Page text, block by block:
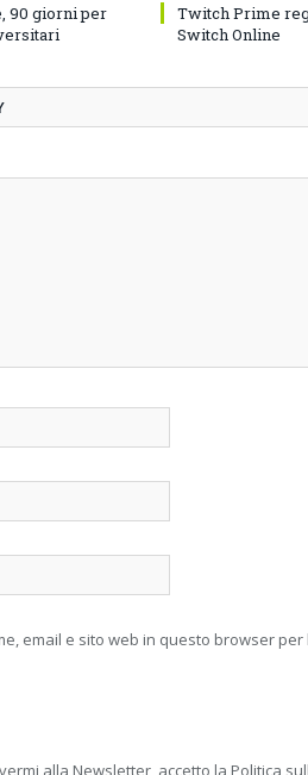
90 giorni per
Twitch Prime
Switch Online
email e sito web in questo browser
alla Newsletter, accetto la Politica